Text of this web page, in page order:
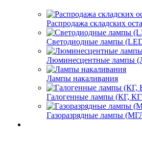
Распродажа складских
Светодиодные лампы
Люминесцентные лампы
Лампы накаливания
Галогенные лампы (КГ,
Газоразрядные лампы